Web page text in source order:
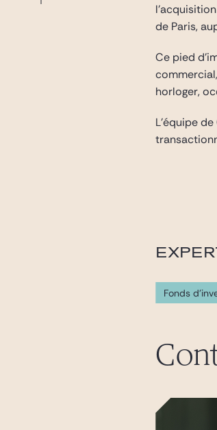
de Paris,
Ce pied
horloger,
L’équipe
Fonds